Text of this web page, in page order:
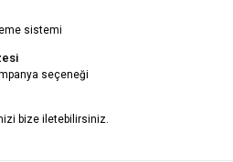
sistemi
seçeneği
bize iletebilirsiniz.